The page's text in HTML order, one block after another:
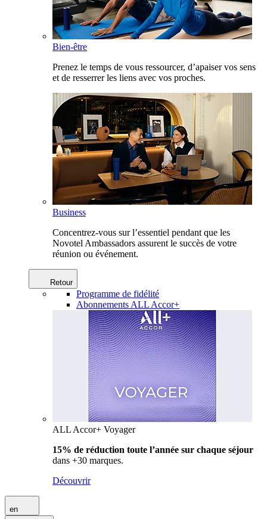
Bien-être
Prenez le temps de vous ressourcer, d’apaiser vos sens
et de resserrer les liens avec vos proches.
Business
Concentrez-vous sur l’essentiel pendant que les
Novotel Ambassadors assurent le succès de votre
réunion ou événement.
Retour
Programme de fidélité
Abonnements ALL Accor+
ALL Accor+ Voyager
15% de réduction toute l’année sur chaque séjour
dans +30 marques.
Découvrir
en